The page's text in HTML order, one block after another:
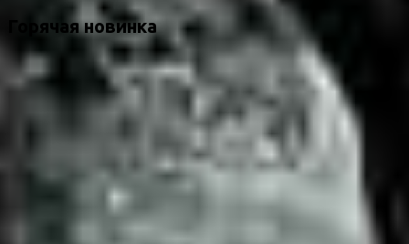
Горячая новинка